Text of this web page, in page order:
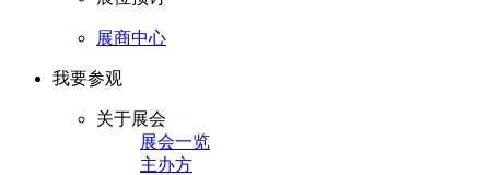
展商中心
我要参观
关于展会
展会一览
主办方